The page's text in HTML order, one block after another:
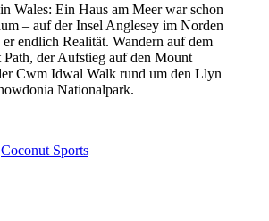
Wales: Ein Haus am Meer war schon
– auf der Insel Anglesey im Norden
endlich Realität. Wandern auf dem
Path, der Aufstieg auf den Mount
Cwm Idwal Walk rund um den Llyn
Nationalpark.
Coconut Sports